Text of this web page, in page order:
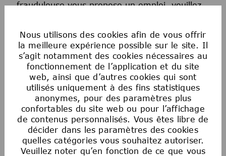
Nous utilisons des cookies afin de vous offrir
la meilleure expérience possible sur le site. Il
s’agit notamment des cookies nécessaires au
fonctionnement de l’application et du site
web, ainsi que d’autres cookies qui sont
utilisés uniquement à des fins statistiques
anonymes, pour des paramètres plus
confortables du site web ou pour l’affichage
de contenus personnalisés. Vous êtes libre de
décider dans les paramètres des cookies
quelles catégories vous souhaitez autoriser.
Veuillez noter qu’en fonction de ce que vous
frauduleuse vous propose un emploi, veuillez
NOTRE PROCESSUS DE
RECRUTEMENT
En fonction du poste (niveau, domaine
fonctionnel, pays), le processus peut varier
légèrement.